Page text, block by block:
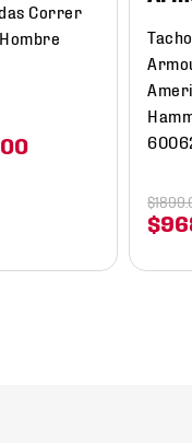
Correr
00
$
$1899.